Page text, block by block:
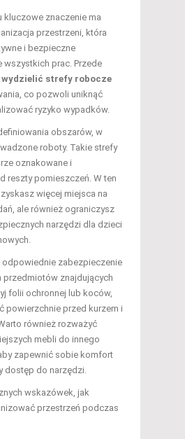
kluczowe znaczenie ma
przestrzeni, która
i bezpieczne
wszystkich prac. Przede
wydzielić strefy robocze
co pozwoli uniknąć
ryzyko wypadków.
obszarów, w
roboty. Takie strefy
oznakowane i
reszty pomieszczeń. W ten
więcej miejsca na
ale również ograniczysz
narzędzi dla dzieci
odpowiednie zabezpieczenie
przedmiotów znajdujących
folii ochronnej lub koców,
powierzchnie przed kurzem i
również rozważyć
mebli do innego
zapewnić sobie komfort
dostęp do narzędzi.
wskazówek, jak
przestrzeń podczas